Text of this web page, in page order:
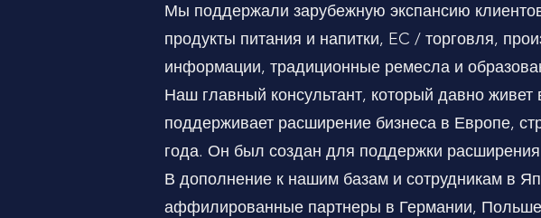
Мы поддержали зарубежную экспансию
продукты питания и напитки, EC / торговля,
информации, традиционные ремесла и
Наш главный консультант, который давно
поддерживает расширение бизнеса в Европе,
года. Он был создан для поддержки
В дополнение к нашим базам и сотрудникам в
аффилированные партнеры в Германии,